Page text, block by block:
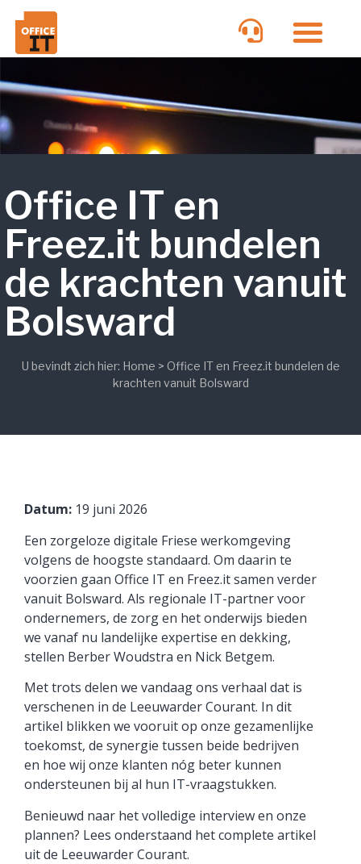
Office IT en
Freez.it bundelen
de krachten vanuit
Bolsward
U bevindt zich hier: Home > Office IT en Freez.it bundelen de
krachten vanuit Bolsward
Datum: 19 juni 2026
Een zorgeloze digitale Friese werkomgeving
volgens de hoogste standaard. Om daarin te
voorzien gaan Office IT en Freez.it samen verder
vanuit Bolsward. Als regionale IT-partner voor
ondernemers, de zorg en het onderwijs bieden
we vanaf nu landelijke expertise en dekking,
stellen Berber Woudstra en Nick Betgem.
Met trots delen we vandaag ons verhaal dat is
verschenen in de Leeuwarder Courant. In dit
artikel blikken we vooruit op onze gezamenlijke
toekomst, de synergie tussen beide bedrijven
en hoe wij onze klanten nóg beter kunnen
ondersteunen bij al hun IT-vraagstukken.
Benieuwd naar het volledige interview en onze
plannen? Lees onderstaand het complete artikel
uit de Leeuwarder Courant.